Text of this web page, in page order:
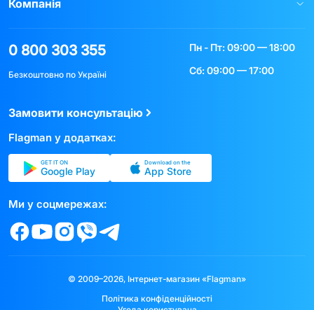
Компанія
0 800 303 355
Безкоштовно по Україні
Пн - Пт: 09:00 — 18:00
Сб: 09:00 — 17:00
Замовити консультацію
Flagman у додатках:
GET IT ON
Google Play
Download on the
App Store
Ми у соцмережах:
© 2009–2026, Інтернет-магазин «Flagman»
Політика конфіденційності